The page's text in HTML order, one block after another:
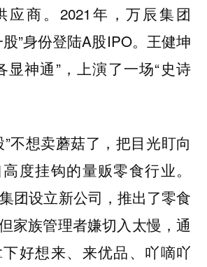
应商。2021年，万辰集团
”身份登陆A股IPO。王健坤
显神通”，上演了一场“史诗
”不想卖蘑菇了，把目光盯向
度挂钩的量贩零食行业。
团设立新公司，推出了零食
家族管理者嫌切入太慢，通
好想来、来优品、吖嘀吖